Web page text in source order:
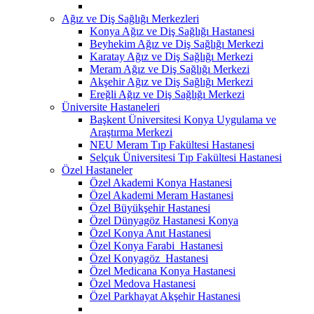
Ağız ve Diş Sağlığı Merkezleri
Konya Ağız ve Diş Sağlığı Hastanesi
Beyhekim Ağız ve Diş Sağlığı Merkezi
Karatay Ağız ve Diş Sağlığı Merkezi
Meram Ağız ve Diş Sağlığı Merkezi
Akşehir Ağız ve Diş Sağlığı Merkezi
Ereğli Ağız ve Diş Sağlığı Merkezi
Üniversite Hastaneleri
Başkent Üniversitesi Konya Uygulama ve
Araştırma Merkezi
NEU Meram Tıp Fakültesi Hastanesi
Selçuk Üniversitesi Tıp Fakültesi Hastanesi
Özel Hastaneler
Özel Akademi Konya Hastanesi
Özel Akademi Meram Hastanesi
Özel Büyükşehir Hastanesi
Özel Dünyagöz Hastanesi Konya
Özel Konya Anıt Hastanesi
Özel Konya Farabi Hastanesi
Özel Konyagöz Hastanesi
Özel Medicana Konya Hastanesi
Özel Medova Hastanesi
Özel Parkhayat Akşehir Hastanesi